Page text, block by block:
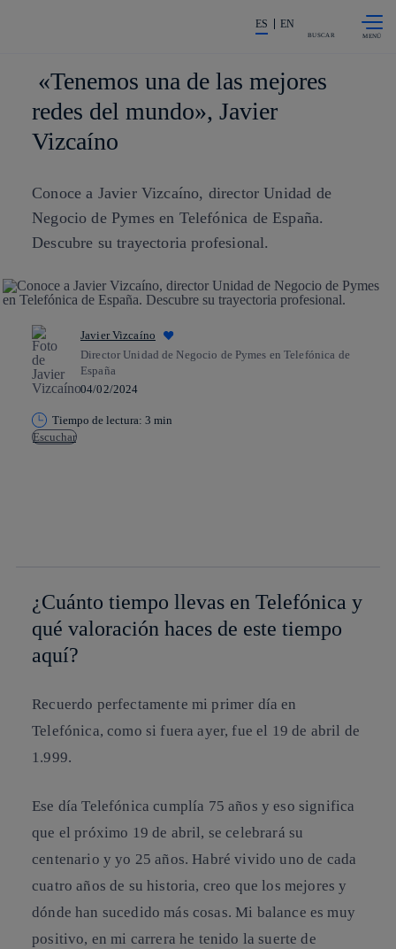
La acción en accionistas e
ES EN
BUSCAR
«Tenemos una de las mejores
redes del mundo», Javier
Vizcaíno
Conoce a Javier Vizcaíno, director Unidad de
Negocio de Pymes en Telefónica de España.
Descubre su trayectoria profesional.
Javier Vizcaíno
Director Unidad de Negocio de Pymes en Telefónica de
España
04/02/2024
Tiempo de lectura: 3 min
Escuchar
¿Cuánto tiempo llevas en Telefónica y
qué valoración haces de este tiempo
aquí?
Recuerdo perfectamente mi primer día en
Telefónica, como si fuera ayer, fue el 19 de abril de
1.999.
Ese día Telefónica cumplía 75 años y eso significa
que el próximo 19 de abril, se celebrará su
centenario y yo 25 años. Habré vivido uno de cada
cuatro años de su historia, creo que los mejores y
dónde han sucedido más cosas. Mi balance es muy
positivo, en mi carrera he tenido la suerte de